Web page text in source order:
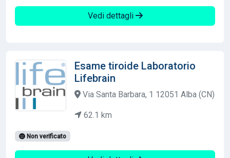
Vedi dettagli
Esame tiroide Laboratorio
Lifebrain
Via Santa Barbara, 1 12051 Alba (CN)
62.1 km
Non verificato